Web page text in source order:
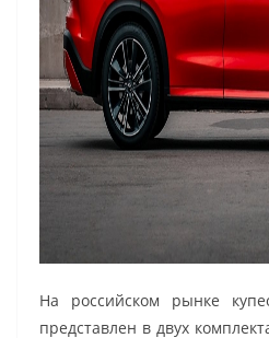
На российском рынке
представлен в двух